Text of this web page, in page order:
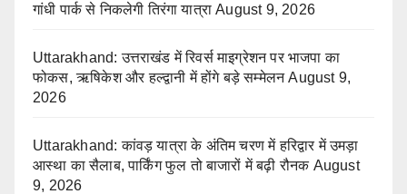
गांधी पार्क से निकलेगी तिरंगा यात्रा August 9, 2026
Uttarakhand: उत्तराखंड में रिवर्स माइग्रेशन पर भाजपा का
फोकस, ऋषिकेश और हल्द्वानी में होंगे बड़े सम्मेलन August 9,
2026
Uttarakhand: कांवड़ यात्रा के अंतिम चरण में हरिद्वार में उमड़ा
आस्था का सैलाब, पार्किंग फुल तो बाजारों में बढ़ी रौनक August
9, 2026